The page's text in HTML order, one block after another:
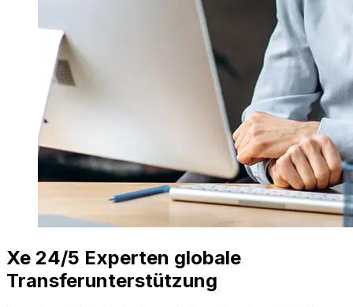
Xe 24/5 Experten globale
Transferunterstützung